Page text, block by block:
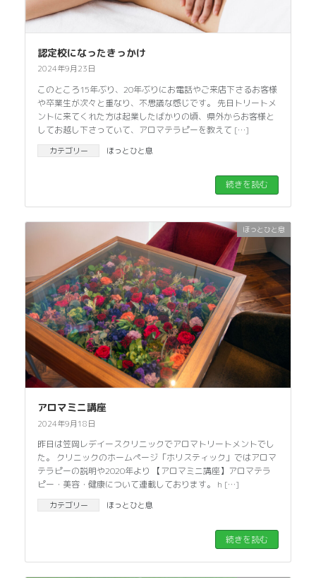
認定校になったきっかけ
2024年9月23日
このところ15年ぶり、20年ぶりにお電話やご来店下さるお客様
や卒業生が次々と重なり、不思議な感じです。 先日トリートメ
ントに来てくれた方は起業したばかりの頃、県外からお客様と
してお越し下さっていて、アロマテラピーを教えて […]
カテゴリー ほっとひと息
続きを読む
ほっとひと息
アロマミニ講座
2024年9月18日
昨日は笠岡レデイースクリニックでアロマトリートメントでし
た。 クリニックのホームページ「ホリスティック」ではアロマ
テラピーの説明や2020年より 【アロマミニ講座】アロマテラ
ピー・美容・健康について連載しております。 h […]
カテゴリー ほっとひと息
続きを読む